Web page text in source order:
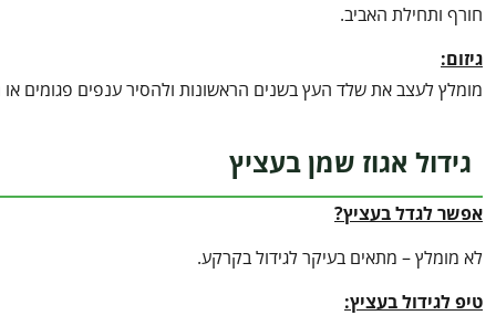
חורף ותחילת האביב.
גיזום:
מומלץ לעצב את שלד העץ בשנים הראשונות ולהסיר ענפים פגומים או
גידול אגוז שמן בעציץ
אפשר לגדל בעציץ?
לא מומלץ – מתאים בעיקר לגידול בקרקע.
טיפ לגידול בעציץ: